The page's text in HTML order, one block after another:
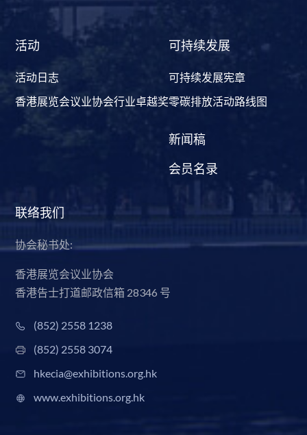
活动
活动日志
香港展览会议业协会行业卓越奖
可持续发展
可持续发展宪章
零碳排放活动路线图
新闻稿
会员名录
联络我们
协会秘书处:
香港展览会议业协会
香港告士打道邮政信箱 28346 号
(852) 2558 1238
(852) 2558 3074
hkecia@exhibitions.org.hk
www.exhibitions.org.hk